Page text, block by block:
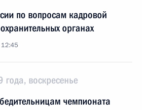
по вопросам кадровой
органах
12:45
воскресенье
чемпионата